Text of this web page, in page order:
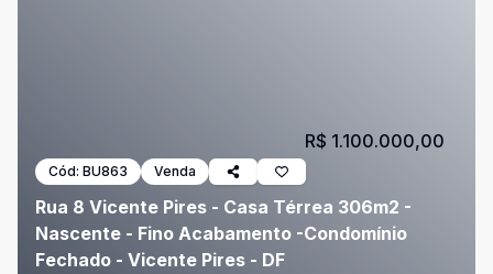
Cód: BU863 Venda
Rua 8 Vicente Pires - Casa Térrea 306m2 -
Nascente - Fino Acabamento -Condomínio
Fechado - Vicente Pires - DF
R$ 1.100.000,00